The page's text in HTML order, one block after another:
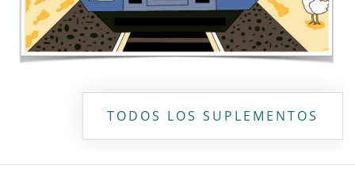
TODOS LOS SUPLEMENTOS